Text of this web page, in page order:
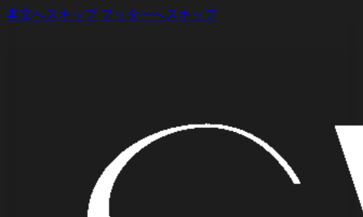
本文へスキップ フッターへスキップ